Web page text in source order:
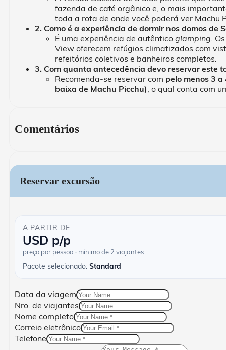
fazenda de café orgânico e, o mais
toda a rota de onde você poderá ver Machu
2. Como é a experiência de dormir nos domos de
É uma experiência de autêntico glamping.
View oferecem refúgios climatizados com
refeitórios coletivos e banheiros completos.
3. Com quanta antecedência devo reservar este
Recomenda-se reservar com pelo menos 3
baixa de Machu Picchu), o qual conta com
Comentários
Reservar excursão
A PARTIR DE
USD p/p
preço por pessoa · mínimo de 2 viajantes
Pacote selecionado: Standard
Data da viagem
Nro. de viajantes
Nome completo
Correio eletrônico
Telefone